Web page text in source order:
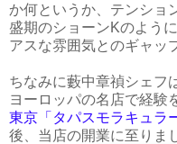
か何というか、テンショ
盛期のショーンKのよう
アスな雰囲気とのギャッ
ちなみに藪中章禎シェフ
ヨーロッパの名店で経験
東京「タパスモラキュラ
後、当店の開業に至りま